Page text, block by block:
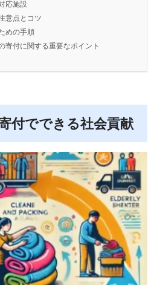
応施設
意点とコツ
めの手順
寄付に関する重要なポイント
付でできる社会貢献